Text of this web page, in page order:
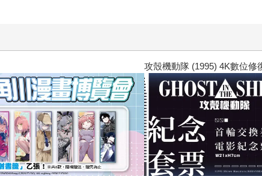
攻殼機動隊 (1995) 4K數位修復版